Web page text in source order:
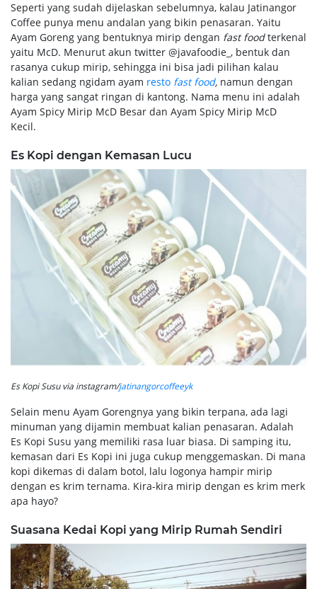
Seperti yang sudah dijelaskan sebelumnya, kalau Jatinangor
Coffee punya menu andalan yang bikin penasaran. Yaitu
Ayam Goreng yang bentuknya mirip dengan fast foodterkenal
yaitu McD. Menurut akun twitter @javafoodie_, bentuk dan
rasanya cukup mirip, sehingga ini bisa jadi pilihan kalau
kalian sedang ngidam ayam resto fast food, namun dengan
harga yang sangat ringan di kantong. Nama menu ini adalah
Ayam Spicy Mirip McD Besar dan Ayam Spicy Mirip McD
Kecil.
Es Kopi dengan Kemasan Lucu
Es Kopi Susu via instagram/jatinangorcoffeeyk
Selain menu Ayam Gorengnya yang bikin terpana, ada lagi
minuman yang dijamin membuat kalian penasaran. Adalah
Es Kopi Susu yang memiliki rasa luar biasa. Di samping itu,
kemasan dari Es Kopi ini juga cukup menggemaskan. Di mana
kopi dikemas di dalam botol, lalu logonya hampir mirip
dengan es krim ternama. Kira-kira mirip dengan es krim merk
apa hayo?
Suasana Kedai Kopi yang Mirip Rumah Sendiri